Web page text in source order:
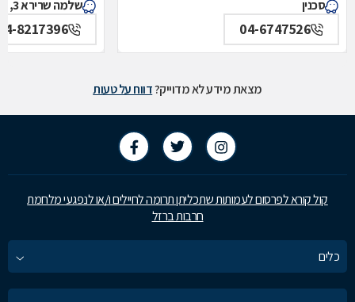
סכנין
04-6747526
שלמה שרירא 3, מעלות-תרשיחא
8217396
מצאת מידע לא מדוייק?דווח על טעות
קול קורא לפרסום לעמותות שתכליתן תרומה לחיילים ו/או לנפגעי מלחמת
חרבות ברזל
כלים